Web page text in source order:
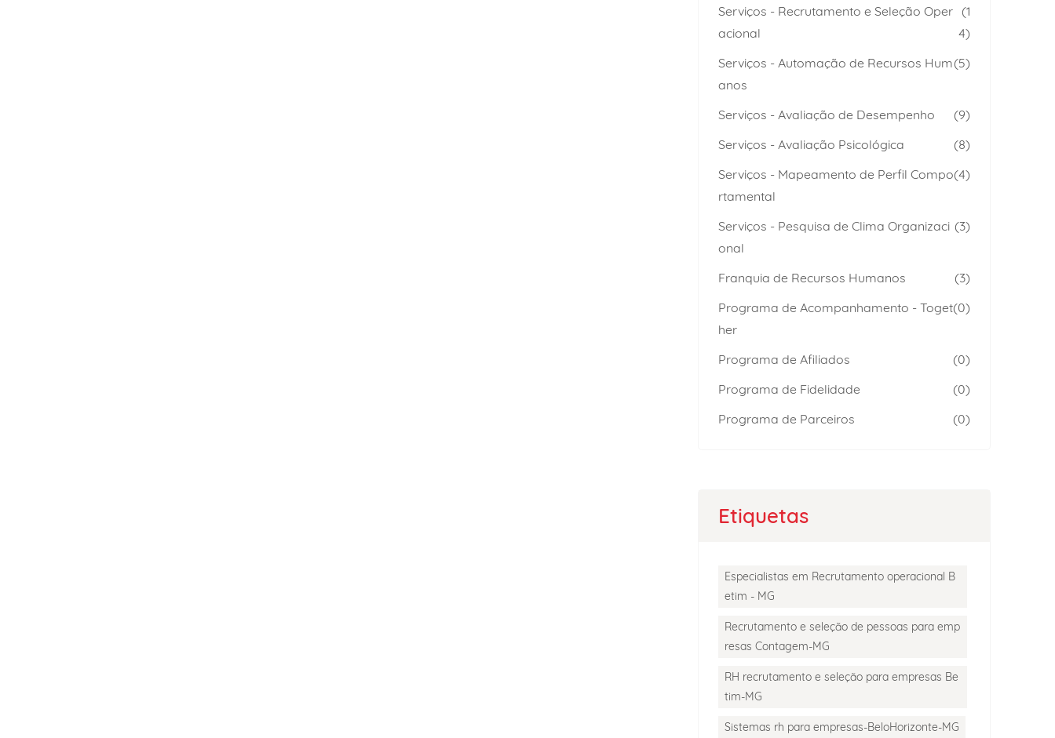
Serviços - Recrutamento e Seleção Oper
acional
(1
4)
Serviços - Automação de Recursos Hum
anos
(5)
Serviços - Avaliação de Desempenho
(9)
Serviços - Avaliação Psicológica
(8)
Serviços - Mapeamento de Perfil Compo
rtamental
(4)
Serviços - Pesquisa de Clima Organizaci
onal
(3)
Franquia de Recursos Humanos
(3)
Programa de Acompanhamento - Toget
her
(0)
Programa de Afiliados
(0)
Programa de Fidelidade
(0)
Programa de Parceiros
(0)
Etiquetas
Especialistas em Recrutamento operacional B
etim - MG
Recrutamento e seleção de pessoas para emp
resas Contagem-MG
RH recrutamento e seleção para empresas Be
tim-MG
Sistemas rh para empresas-BeloHorizonte-MG